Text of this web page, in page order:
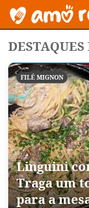
FILÉ MIGNON
Linguini
Traga um
para a